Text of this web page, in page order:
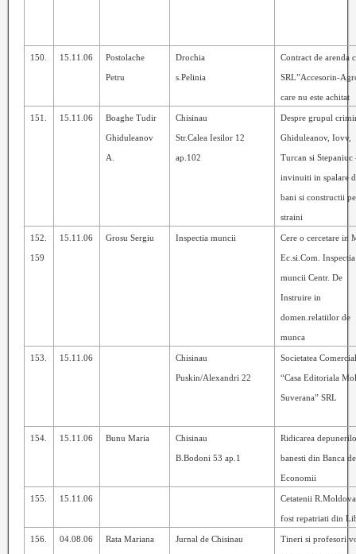
150. 15.11.06 Postolache
Petru
Drochia
s.Pelinia
Contract de arenda
SRL”Accesorin-
care nu este achitat
151. 15.11.06 Boaghe Tudir
Ghiduleanov
A.
Chisinau
Str.Calea Iesilor 12
ap.102
Despre grupul
Ghiduleanov, Iovv,
Turcan si Stepaniuc
invinuiti in spalare
bani si constructii
straini
152.
159
15.11.06 Grosu Sergiu Inspectia muncii Cere o cercetare in
Ec.si.Com. Inspectia
muncii Centr. De
Instruire in
domen.relatiilor de
munca
153. 15.11.06 Chisinau
Puskin/Alexandri 22
Societatea
“Casa Editoriala
Suverana” SRL
154. 15.11.06 Bunu Maria Chisinau
B.Bodoni 53 ap.1
Ridicarea
banesti din Banca de
Economii
155. 15.11.06 Cetatenii
fost repatriati din
156. 04.08.06 Rata Mariana Jurnal de Chisinau Tineri si profesori